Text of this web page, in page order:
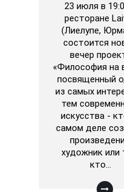
23 июля в
ресторане
(Лиелупе,
состоится
вечер
«Философия на
посвященный
из самых
тем
искусства -
самом деле
художник или
кто…